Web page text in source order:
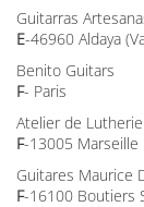
Guitarras
E-46960 Aldaya
Benito Guitars
F- Paris
Atelier de Lutherie
F-13005 Marseille
Guitares Maurice
F-16100 Boutiers